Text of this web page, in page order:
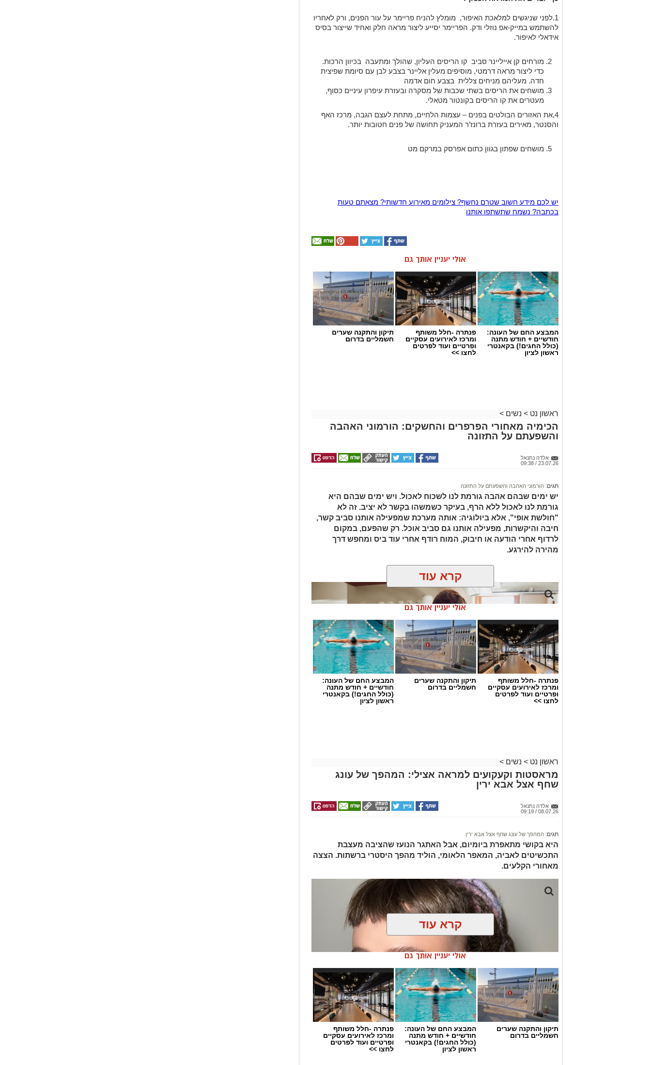
1.לפני שניגשים למלאכת האיפור, מומלץ להניח פריימר על עור הפנים, ורק לאחריו
להשתמש במייק-אפ נוזלי ודק. הפריימר יסייע ליצור מראה חלק ואחיד שייצור בסיס
אידאלי לאיפור.
מורחים קן אייליינר סביב קו הריסים העליון, שהולך ומתעבה בכיוון הרכות.
כדי ליצור מראה דרמטי, מוסיפים מעלין אליינר בצבע לבן עם סיומת שפיצית
חדה. מעליהם מניחים צללית בצבע חום אדמה
מושחים את הריסים בשתי שכבות של מסקרה ובעזרת עיפרון עיניים כסוף,
מעטרים את קו הריסים בקונטור מטאלי.
4,את האזורים הבולטים בפנים – עצמות הלחיים, מתחת לעצם הגבה, מרכז האף
והסנטר, מאירים בעזרת ברונז’ר המעניק תחושה של פנים חטובות יותר.
מושחים שפתון בגוון כתום אפרסק במרקם מט
יש לכם מידע חשוב שטרם נחשף? צילומים מאירוע חדשותי? מצאתם טעות
בכתבה? נשמח שתשתפו אותנו
אולי יעניין אותך גם
המבצע החם של העונה:
חודשיים + חודש מתנה
(כולל החגים!) בקאנטרי
ראשון לציון
פנתרה -חלל משותף
ומרכז לאירועים עסקיים
ופרטיים ועוד לפרטים
לחצו >>
תיקון והתקנה שערים
חשמליים בדרום
ראשון נט > נשים >
הכימיה מאחורי הפרפרים והחשקים: הורמוני האהבה
והשפעתם על התזונה
אלדה נתנאל
23.07.26 / 09:38
תגים: הורמוני האהבה והשפעתם על התזונה
יש ימים שבהם אהבה גורמת לנו לשכוח לאכול. ויש ימים שבהם היא
גורמת לנו לאכול ללא הרף, בעיקר כשמשהו בקשר לא יציב. זה לא
"חולשת אופי", אלא ביולוגיה: אותה מערכת שמפעילה אותנו סביב קשר,
חיבה והיקשרות, מפעילה אותנו גם סביב אוכל. רק שהפעם, במקום
לרדוף אחרי הודעה או חיבוק, המוח רודף אחרי עוד ביס ומחפש דרך
מהירה להירגע.
צילום יחצ
לכבוד טו באב ביקשנו מורוניקה מייזלר, דיאטנית קלינית בשיטתNLP
ויועצת
לחברת הרבלייף,לעשות סדר בכימיה שמאחורי הפרפרים והחשקים, ובעיקר
אוקסיטוצין
אוקסיטוצין מכונה לעיתים "הורמון האהבה" אבל בפועל הוא בעיקר הורמון של
ביטחון, רוגע ושייכות. הוא משתחרר במצבים של קרבה, מגע, חיבור רגשי ועוזר לגוף
קרא עוד
אולי יעניין אותך גם
פנתרה -חלל משותף
ומרכז לאירועים עסקיים
ופרטיים ועוד לפרטים
לחצו >>
תיקון והתקנה שערים
חשמליים בדרום
המבצע החם של העונה:
חודשיים + חודש מתנה
(כולל החגים!) בקאנטרי
ראשון לציון
ראשון נט > נשים >
מראסטות וקעקועים למראה אצילי: המהפך של עונג
שחף אצל אבא ירין
אלדה נתנאל
08.07.26 / 09:19
תגים: המהפך של עונג שחף אצל אבא ירין
היא בקושי מתאפרת ביומיום, אבל האתגר הנועז שהציבה מעצבת
התכשיטים לאביה, המאפר הלאומי, הוליד מהפך היסטרי ברשתות. הצצה
מאחורי הקלעים.
קרא עוד
אולי יעניין אותך גם
תיקון והתקנה שערים
חשמליים בדרום
המבצע החם של העונה:
חודשיים + חודש מתנה
(כולל החגים!) בקאנטרי
ראשון לציון
פנתרה -חלל משותף
ומרכז לאירועים עסקיים
ופרטיים ועוד לפרטים
לחצו >>